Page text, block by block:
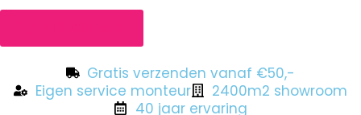
Gratis verzenden vanaf €50,-
Eigen service monteur
2400m2 showroom
40 jaar ervaring